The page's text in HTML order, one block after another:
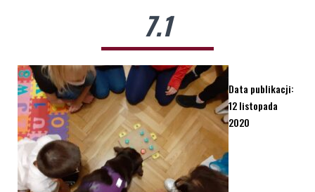
7.1
Data publikacji:
12 listopada
2020